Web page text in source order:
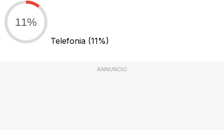
11%
Telefonia (11%)
ANNUNCIO